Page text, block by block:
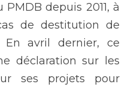
depuis 2011, à
de destitution de
En avril dernier, ce
déclaration sur les
ses projets pour